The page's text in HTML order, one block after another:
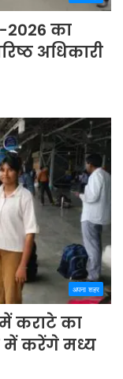
2026 का
अधिकारी
अपना शहर
में कराटे का
में करेंगे मध्य